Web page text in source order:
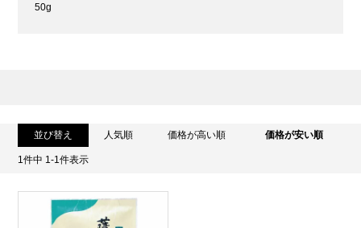
50g
並び替え 人気順 価格が高い順 価格が安い順
1件中 1-1件表示